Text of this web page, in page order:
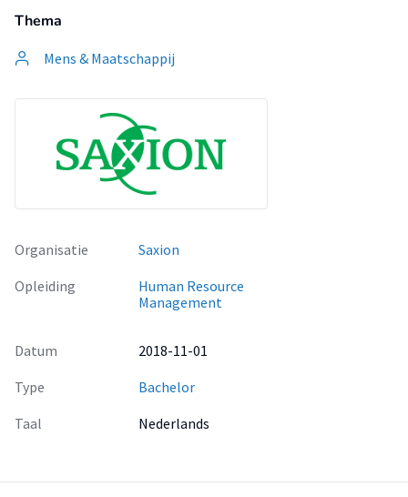
Thema
Mens & Maatschappij
Organisatie
Saxion
Opleiding
Human Resource
Management
Datum
2018-11-01
Type
Bachelor
Taal
Nederlands